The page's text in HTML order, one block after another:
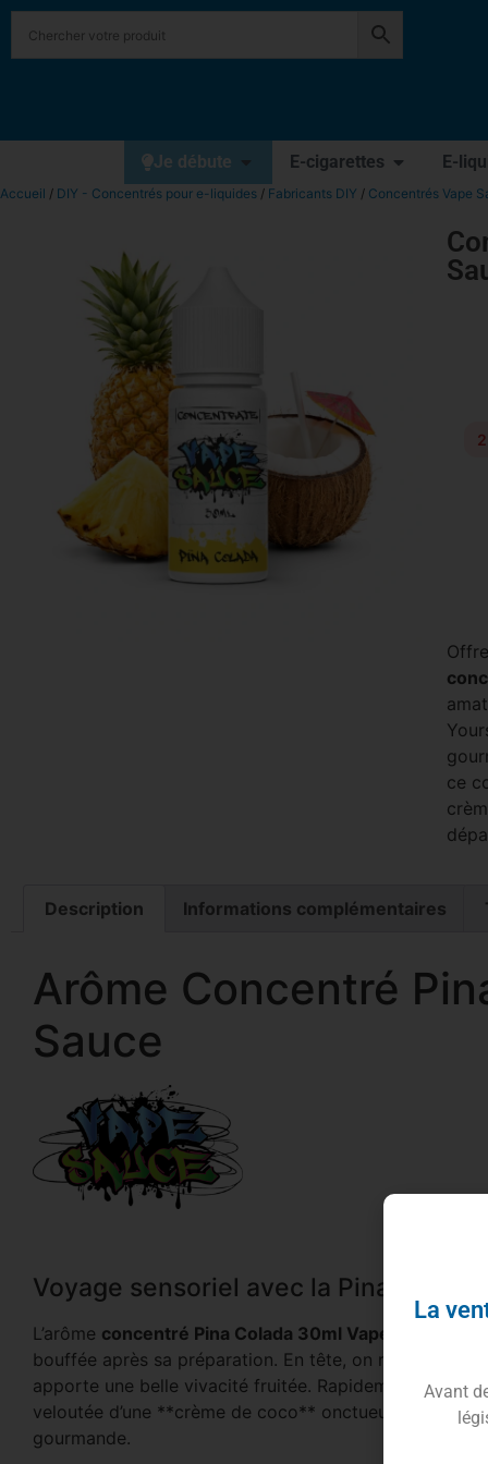
Je débute E-cigarettes E-
Accueil / DIY - Concentrés pour e-liquides / Fabricants DIY / Concentrés Vape
2
ce
Description Informations complémentaires
Arôme Concentré
Sauce
Voyage sensoriel avec la Pina Colada
L’arôme concentré Pina Colada 30ml Vape Sauce
bouffée après sa préparation. En tête, on retrouve un
apporte une belle vivacité fruitée. Rapidement, cette
veloutée d’une **crème de coco** onctueuse, créant
gourmande.
La
Avant